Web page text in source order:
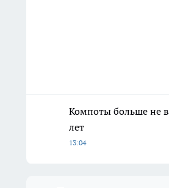
Компоты больше не
лет
13:04